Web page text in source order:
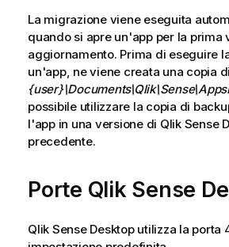
c
a
La migrazione viene eseguita
quando si apre un'app per la prima
aggiornamento. Prima di eseguire
un'app, ne viene creata una copia
possibile utilizzare la copia di
l'app in una versione di Qlik Sense
precedente.
Porte Qlik Sense
Qlik Sense Desktoputilizza la porta